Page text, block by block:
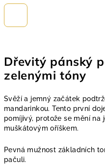
Dřevitý pánský
zelenými tóny
Svěží a jemný začátek
mandarinkou. Tento první
pomíjivý, protože se mění na
muškátovým oříškem.
Pevná mužnost základních
pačuli.